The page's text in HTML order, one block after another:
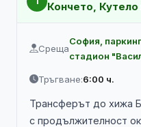
Кончето, Кутело
Среща
София,
стадион
Тръгване:6:00 ч.
Трансферът до хижа
с продължителност